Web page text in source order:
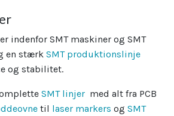
indenfor SMT maskiner og SMT
en stærk SMT produktionslinje
og stabilitet.
SMT linjer med alt fra PCB
til laser markers og SMT